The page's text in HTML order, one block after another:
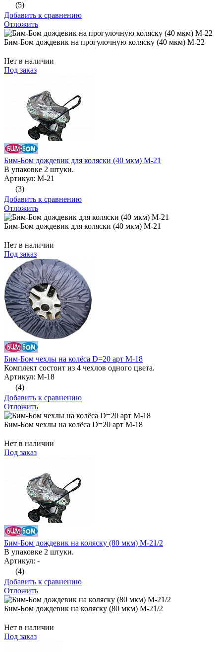
(5)
Добавить к сравнению
Отложить
Бим-Бом дождевик на прогулочную коляску (40 мкм) М-22
Нет в наличии
Под заказ
Бим-Бом дождевик для коляски (40 мкм) М-21
В упаковке 2 штуки.
Артикул: М-21
(3)
Добавить к сравнению
Отложить
Бим-Бом дождевик для коляски (40 мкм) М-21
Нет в наличии
Под заказ
Бим-Бом чехлы на колёса D=20 арт М-18
Комплект состоит из 4 чехлов одного цвета.
Артикул: М-18
(4)
Добавить к сравнению
Отложить
Бим-Бом чехлы на колёса D=20 арт М-18
Нет в наличии
Под заказ
Бим-Бом дождевик на коляску (80 мкм) М-21/2
В упаковке 2 штуки.
Артикул: -
(4)
Добавить к сравнению
Отложить
Бим-Бом дождевик на коляску (80 мкм) М-21/2
Нет в наличии
Под заказ